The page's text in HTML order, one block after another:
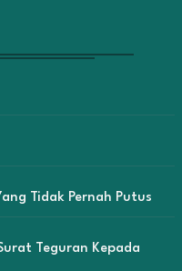
Tidak Pernah Putus
Teguran Kepada